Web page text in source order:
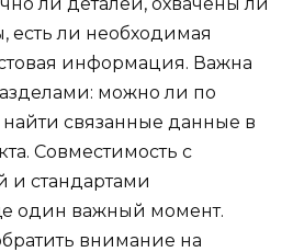
есть ли необходимая
информация. Важна
можно ли по
связанные данные в
Совместимость с
и стандартами
один важный момент.
внимание на